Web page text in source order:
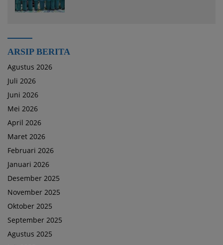
ARSIP BERITA
Agustus 2026
Juli 2026
Juni 2026
Mei 2026
April 2026
Maret 2026
Februari 2026
Januari 2026
Desember 2025
November 2025
Oktober 2025
September 2025
Agustus 2025